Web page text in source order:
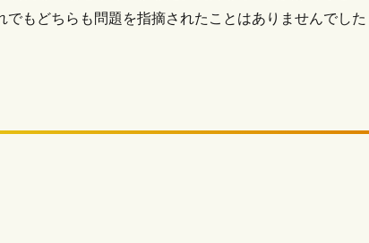
もどちらも問題を指摘されたことはありませんでした